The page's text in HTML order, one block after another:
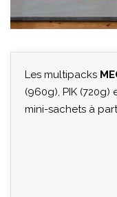
Les multipacks
(960g), PIK
mini-sachets à